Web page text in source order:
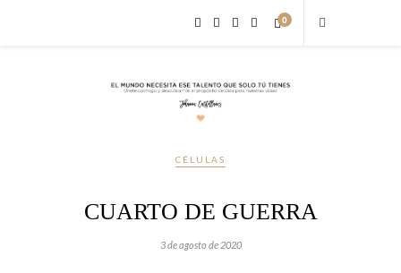
0
CÉLULAS
CUARTO DE GUERRA
3 de agosto de 2020